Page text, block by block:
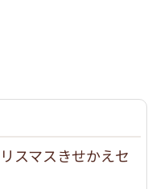
スマスきせかえセ